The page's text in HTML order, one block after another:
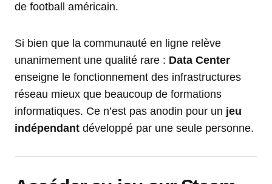
de football américain.
Si bien que la communauté en ligne relève
unanimement une qualité rare : Data Center
enseigne le fonctionnement des infrastructures
réseau mieux que beaucoup de formations
informatiques. Ce n’est pas anodin pour un jeu
indépendant développé par une seule personne.